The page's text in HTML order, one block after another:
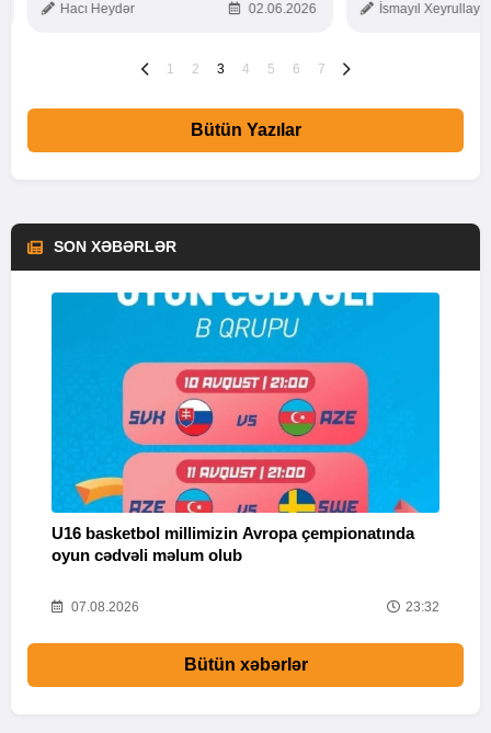
Hacı Heydər 02.06.2026 İsmayıl
1 2 3 4 5 6 7
Bütün Yazılar
SON XƏBƏRLƏR
U16 basketbol millimizin Avropa çempionatında
oyun cədvəli məlum olub
07.08.2026 23:32
Bütün xəbərlər